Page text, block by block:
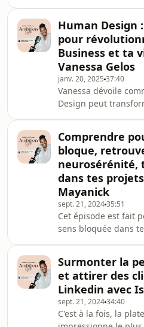
est pour toi. J’ai
ajusté… et je te
marketing et réseaux
marquer 2025. Au
programmePourquoi
utilisateurs est à son
ça change
pour les marquesLa s
Human Design
pour
Business et ta
Vanessa Gelos
janv. 20, 2025 37:40
Vanessa dévoile
Design peut
ton énergie et ton
naturel ? Dans cet
Digitale, Vanessa,
devenue formatrice
Design, partage son
fascinant, sa
explique comment
lui a permis de
Comprendre
bloque,
neurosérénité,
dans tes
Mayanick
sept. 21, 202435:51
Cet épisode est fait
sens bloquée dans
sujets essentiels
te sens coincée
comment retrouver
pour calmer ton
pleinement dans tes
Surmonter la
et attirer des
Linkedin avec
sept. 21, 202434:40
C'est à la fois, la